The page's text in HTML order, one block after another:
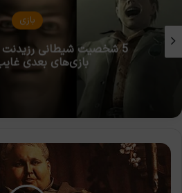
بازی
5 شخصیت شیطانی رزیدنت
بازی‌های بعدی
چگونه
دنیای